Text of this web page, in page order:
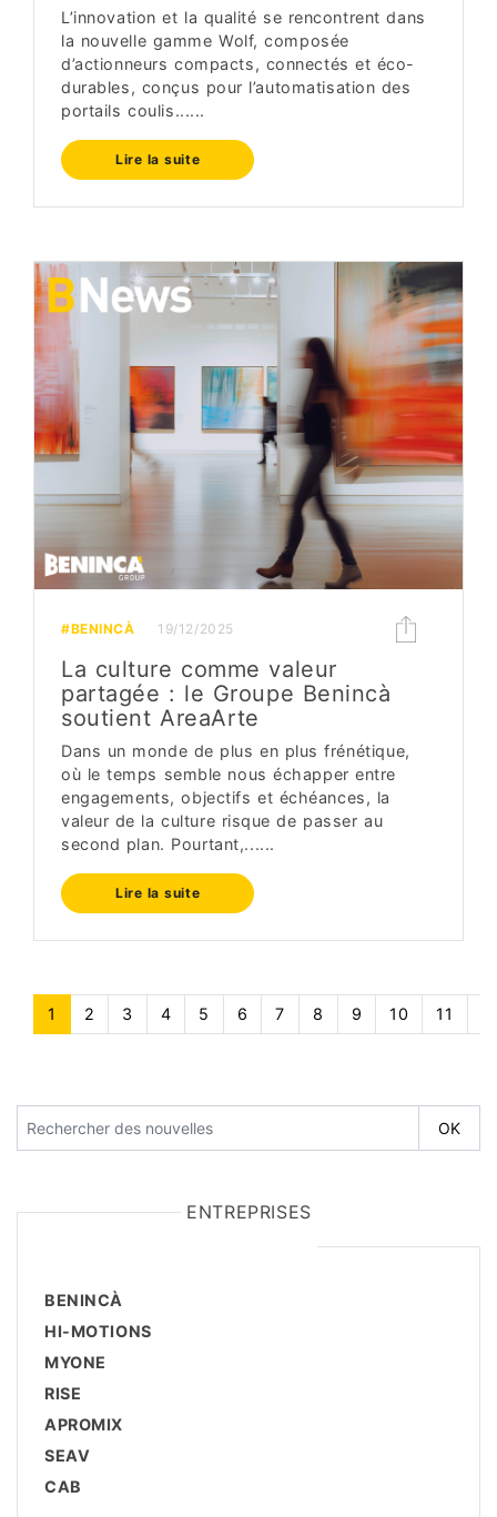
L’innovation et la qualité se rencontrent dans
la nouvelle gamme Wolf, composée
d’actionneurs compacts, connectés et éco-
durables, conçus pour l’automatisation des
portails coulis......
Lire la suite
#BENINCÀ 19/12/2025
La culture comme valeur
partagée : le Groupe Benincà
soutient AreaArte
Dans un monde de plus en plus frénétique,
où le temps semble nous échapper entre
engagements, objectifs et échéances, la
valeur de la culture risque de passer au
second plan. Pourtant,......
Lire la suite
1 (current)
2 3 4 5 6 7 8 9 10 11
ENTREPRISES
BENINCÀ
HI-MOTIONS
MYONE
RISE
APROMIX
SEAV
CAB